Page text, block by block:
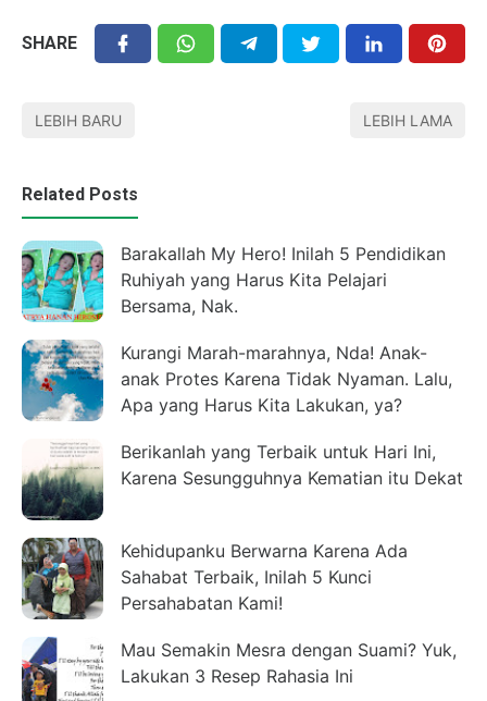
SHARE
LEBIH BARU LEBIH LAMA
Related Posts
Barakallah My Hero! Inilah 5 Pendidikan
Ruhiyah yang Harus Kita Pelajari
Bersama, Nak.
Kurangi Marah-marahnya, Nda! Anak-
anak Protes Karena Tidak Nyaman. Lalu,
Apa yang Harus Kita Lakukan, ya?
Berikanlah yang Terbaik untuk Hari Ini,
Karena Sesungguhnya Kematian itu Dekat
Kehidupanku Berwarna Karena Ada
Sahabat Terbaik, Inilah 5 Kunci
Persahabatan Kami!
Mau Semakin Mesra dengan Suami? Yuk,
Lakukan 3 Resep Rahasia Ini